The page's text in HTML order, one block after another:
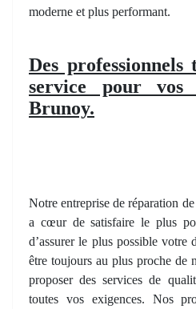
moderne et plus performant.
Des
service pour vos
Brunoy.
Notre entreprise de réparation de
a cœur de satisfaire le plus
d’assurer le plus possible votre
être toujours au plus proche de
proposer des services de
toutes vos exigences. Nos